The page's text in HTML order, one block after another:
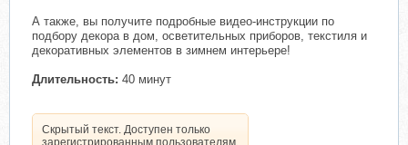
А также, вы получите подробные видео-инструкции по
подбору декора в дом, осветительных приборов, текстиля и
декоративных элементов в зимнем интерьере!
Длительность: 40 минут
Скрытый текст. Доступен только
зарегистрированным пользователям.